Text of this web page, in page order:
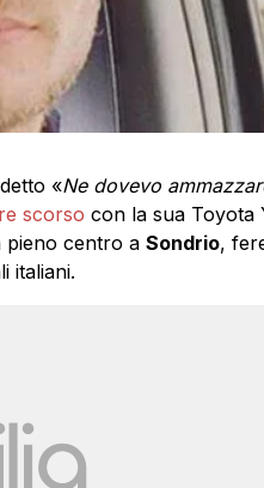
«Ne dovevo
scorso con la sua Toyota
pieno centro a Sondrio,
italiani.